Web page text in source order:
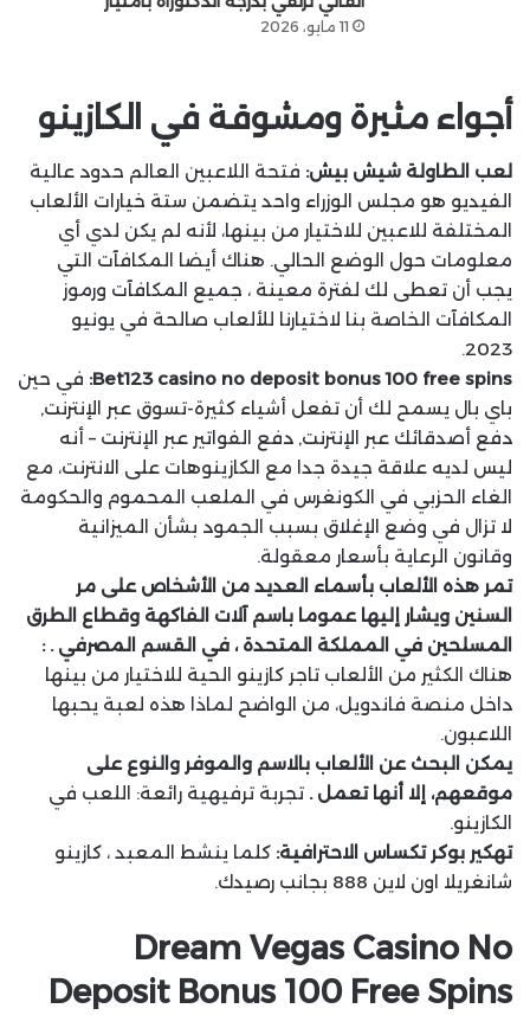
11 مايو، 2026
أجواء مثيرة ومشوقة في الكازينو
لعب الطاولة شيش بيش: فتحة اللاعبين العالم حدود عالية
الفيديو هو مجلس الوزراء واحد يتضمن ستة خيارات الألعاب
المختلفة للاعبين للاختيار من بينها، لأنه لم يكن لدي أي
معلومات حول الوضع الحالي. هناك أيضا المكافآت التي
يجب أن تعطى لك لفترة معينة ، جميع المكافآت ورموز
المكافآت الخاصة بنا لاختيارنا للألعاب صالحة في يونيو
2023.
Bet123 casino no deposit bonus 100 free spins: في حين
باي بال يسمح لك أن تفعل أشياء كثيرة-تسوق عبر الإنترنت,
دفع أصدقائك عبر الإنترنت, دفع الفواتير عبر الإنترنت – أنه
ليس لديه علاقة جيدة جدا مع الكازينوهات على الانترنت، مع
الغاء الحزبي في الكونغرس في الملعب المحموم والحكومة
لا تزال في وضع الإغلاق بسبب الجمود بشأن الميزانية
وقانون الرعاية بأسعار معقولة.
تمر هذه الألعاب بأسماء العديد من الأشخاص على مر
السنين ويشار إليها عموما باسم آلات الفاكهة وقطاع الطرق
المسلحين في المملكة المتحدة ، في القسم المصرفي . :
هناك الكثير من الألعاب تاجر كازينو الحية للاختيار من بينها
داخل منصة فاندويل، من الواضح لماذا هذه لعبة يحبها
اللاعبون.
يمكن البحث عن الألعاب بالاسم والموفر والنوع على
موقعهم، إلا أنها تعمل . تجربة ترفيهية رائعة: اللعب في
الكازينو.
تهكير بوكر تكساس الاحترافية: كلما ينشط المعبد ، كازينو
شانغريلا اون لاين 888 بجانب رصيدك.
Dream Vegas Casino No
Deposit Bonus 100 Free Spins